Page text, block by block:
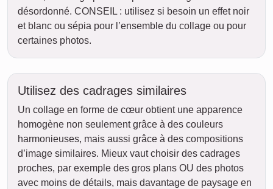
désordonné. CONSEIL : utilisez si besoin un effet noir
et blanc ou sépia pour l’ensemble du collage ou pour
certaines photos.
Utilisez des cadrages similaires
Un collage en forme de cœur obtient une apparence
homogène non seulement grâce à des couleurs
harmonieuses, mais aussi grâce à des compositions
d’image similaires. Mieux vaut choisir des cadrages
proches, par exemple des gros plans OU des photos
avec moins de détails, mais davantage de paysage en